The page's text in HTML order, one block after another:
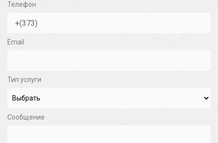
Телефон
Email
Тип услуги
Сообщение